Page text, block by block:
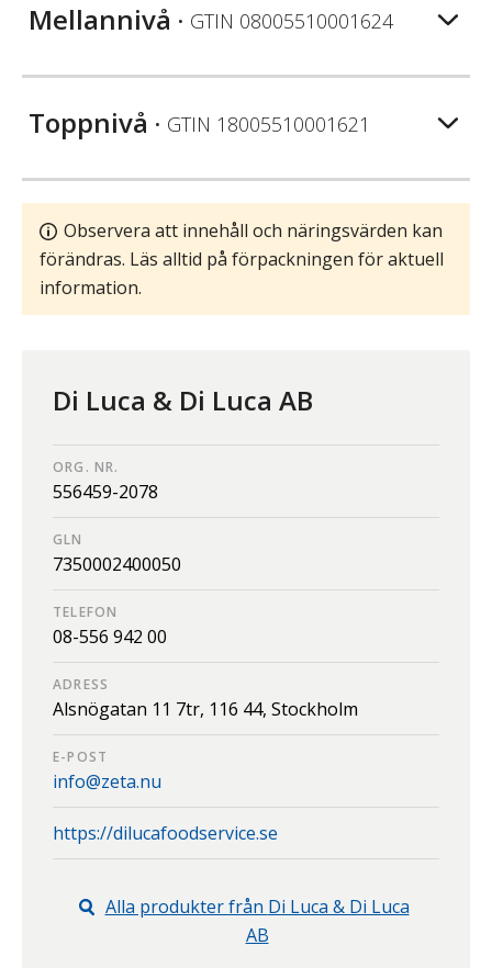
Mellannivå • GTIN 08005510001624
Toppnivå • GTIN 18005510001621
Observera att innehåll och näringsvärden kan
förändras. Läs alltid på förpackningen för aktuell
information.
Di Luca & Di Luca AB
ORG. NR.
556459-2078
GLN
7350002400050
TELEFON
08-556 942 00
ADRESS
Alsnögatan 11 7tr, 116 44, Stockholm
E-POST
info@zeta.nu
https://dilucafoodservice.se
Alla produkter från Di Luca & Di Luca
AB